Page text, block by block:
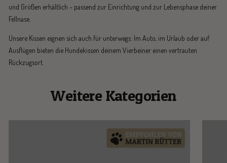
und Größen erhältlich – passend zur Einrichtung und zur Lebensphase deiner
Fellnase.
Unsere Kissen eignen sich auch für unterwegs: Im Auto, im Urlaub oder auf
Ausflügen bieten die Hundekissen deinem Vierbeiner einen vertrauten
Rückzugsort.
Weitere Kategorien